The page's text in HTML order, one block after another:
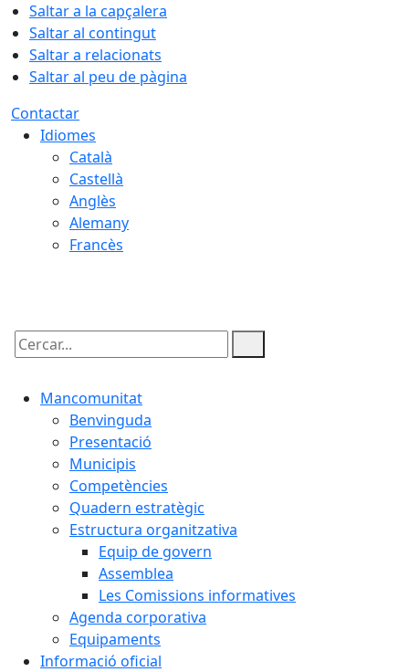
Saltar a la capçalera
Saltar al contingut
Saltar a relacionats
Saltar al peu de pàgina
Contactar
Idiomes
Català
Castellà
Anglès
Alemany
Francès
Cercar:
Mancomunitat
Benvinguda
Presentació
Municipis
Competències
Quadern estratègic
Estructura organitzativa
Equip de govern
Assemblea
Les Comissions informatives
Agenda corporativa
Equipaments
Informació oficial